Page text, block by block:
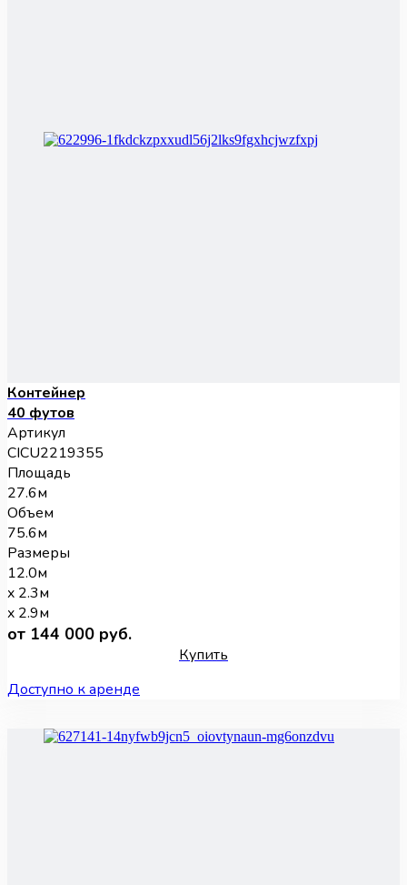
Контейнер
40 футов
Артикул
CICU2219355
Площадь
27.6м
Объем
75.6м
Размеры
12.0м
x 2.3м
x 2.9м
от 144 000 руб.
Купить
Доступно к аренде